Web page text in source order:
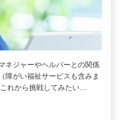
ネジャーやヘルパーとの関係
障がい福祉サービスも含みま
れから挑戦してみたい…